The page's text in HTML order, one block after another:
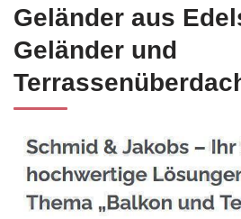
Geländer aus
Geländer und